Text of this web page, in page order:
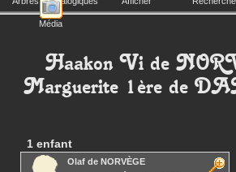
Média
Haakon Vide
Marguerite 1èrede
1 enfant
Olaf de NORVÈGE